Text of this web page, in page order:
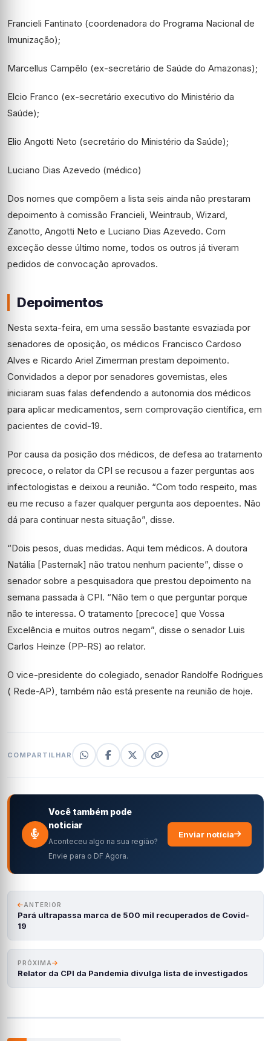
Francieli Fantinato (coordenadora do Programa Nacional de
Imunização);
Marcellus Campêlo (ex-secretário de Saúde do Amazonas);
Elcio Franco (ex-secretário executivo do Ministério da
Saúde);
Elio Angotti Neto (secretário do Ministério da Saúde);
Luciano Dias Azevedo (médico)
Dos nomes que compõem a lista seis ainda não prestaram
depoimento à comissão Francieli, Weintraub, Wizard,
Zanotto, Angotti Neto e Luciano Dias Azevedo. Com
exceção desse último nome, todos os outros já tiveram
pedidos de convocação aprovados.
Depoimentos
Nesta sexta-feira, em uma sessão bastante esvaziada por
senadores de oposição, os médicos Francisco Cardoso
Alves e Ricardo Ariel Zimerman prestam depoimento.
Convidados a depor por senadores governistas, eles
iniciaram suas falas defendendo a autonomia dos médicos
para aplicar medicamentos, sem comprovação científica, em
pacientes de covid-19.
Por causa da posição dos médicos, de defesa ao tratamento
precoce, o relator da CPI se recusou a fazer perguntas aos
infectologistas e deixou a reunião. “Com todo respeito, mas
eu me recuso a fazer qualquer pergunta aos depoentes. Não
dá para continuar nesta situação”, disse.
“Dois pesos, duas medidas. Aqui tem médicos. A doutora
Natália [Pasternak] não tratou nenhum paciente”, disse o
senador sobre a pesquisadora que prestou depoimento na
semana passada à CPI. “Não tem o que perguntar porque
não te interessa. O tratamento [precoce] que Vossa
Excelência e muitos outros negam”, disse o senador Luis
Carlos Heinze (PP-RS) ao relator.
O vice-presidente do colegiado, senador Randolfe Rodrigues
( Rede-AP), também não está presente na reunião de hoje.
COMPARTILHAR
Você também pode
noticiar
Aconteceu algo na sua região?
Envie para o DF Agora.
Enviar notícia
ANTERIOR
Pará ultrapassa marca de 500 mil recuperados de Covid-
19
PRÓXIMA
Relator da CPI da Pandemia divulga lista de investigados